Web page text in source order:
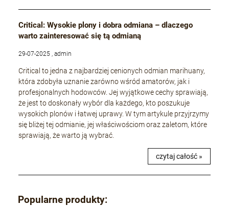
Critical: Wysokie plony i dobra odmiana – dlaczego
warto zainteresować się tą odmianą
29-07-2025 , admin
Critical to jedna z najbardziej cenionych odmian marihuany,
która zdobyła uznanie zarówno wśród amatorów, jak i
profesjonalnych hodowców. Jej wyjątkowe cechy sprawiają,
że jest to doskonały wybór dla każdego, kto poszukuje
wysokich plonów i łatwej uprawy. W tym artykule przyjrzymy
się bliżej tej odmianie, jej właściwościom oraz zaletom, które
sprawiają, że warto ją wybrać.
czytaj całość »
Popularne produkty: